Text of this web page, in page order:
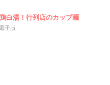
白湯！行列店のカップ麺
子版